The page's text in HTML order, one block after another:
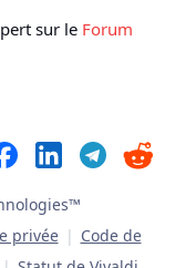
sur le Forum
privée | Code de